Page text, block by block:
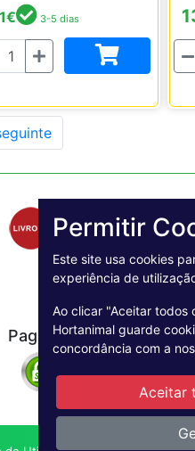
€ 3-5 dias
Pagamento Seguro
Permitir
Este site usa cookies
experiência de
Ao clicar "Aceitar todos
Hortanimal guarde
concordância com a
Aceitar